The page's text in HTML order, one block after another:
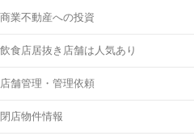
商業不動産への投資
飲食店居抜き店舗は人気あり
店舗管理・管理依頼
閉店物件情報